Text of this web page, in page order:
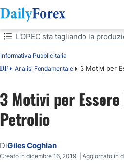
Indice
DF Analisi Fondamentale 3 Motivi per
Informativa Pubblicitaria
L'OPEC sta tagliando la
L'OPEC sta tagliando la produzione
Si valuta anche l'effetto della guerra
Considerazioni finali
3 Motivi per
Petrolio
DiGiles Coghlan
Creato in dicembre 16, 2019 | Aggiornato in